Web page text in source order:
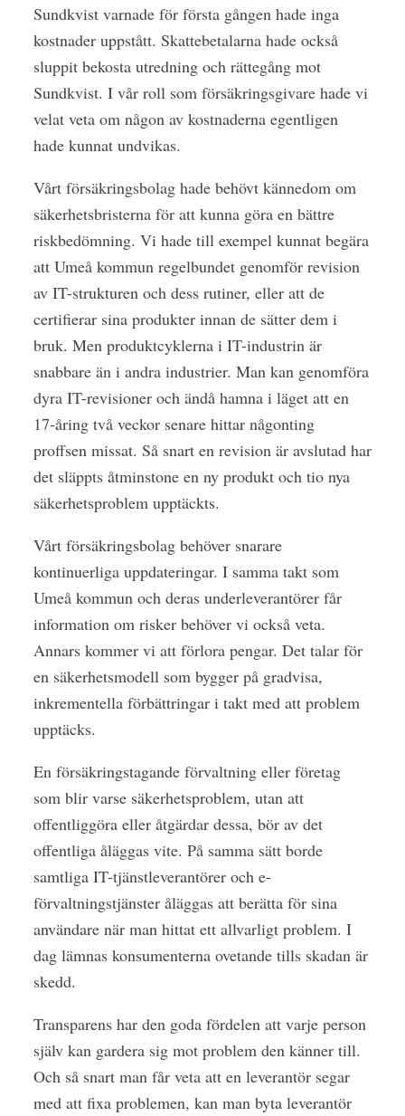
Sundkvist varnade för första gången hade inga
kostnader uppstått. Skattebetalarna hade också
sluppit bekosta utredning och rättegång mot
Sundkvist. I vår roll som försäkringsgivare hade vi
velat veta om någon av kostnaderna egentligen
hade kunnat undvikas.
Vårt försäkringsbolag hade behövt kännedom om
säkerhetsbristerna för att kunna göra en bättre
riskbedömning. Vi hade till exempel kunnat begära
att Umeå kommun regelbundet genomför revision
av IT-strukturen och dess rutiner, eller att de
certifierar sina produkter innan de sätter dem i
bruk. Men produktcyklerna i IT-industrin är
snabbare än i andra industrier. Man kan genomföra
dyra IT-revisioner och ändå hamna i läget att en
17-åring två veckor senare hittar någonting
proffsen missat. Så snart en revision är avslutad har
det släppts åtminstone en ny produkt och tio nya
säkerhetsproblem upptäckts.
Vårt försäkringsbolag behöver snarare
kontinuerliga uppdateringar. I samma takt som
Umeå kommun och deras underleverantörer får
information om risker behöver vi också veta.
Annars kommer vi att förlora pengar. Det talar för
en säkerhetsmodell som bygger på gradvisa,
inkrementella förbättringar i takt med att problem
upptäcks.
En försäkringstagande förvaltning eller företag
som blir varse säkerhetsproblem, utan att
offentliggöra eller åtgärdar dessa, bör av det
offentliga åläggas vite. På samma sätt borde
samtliga IT-tjänstleverantörer och e-
förvaltningstjänster åläggas att berätta för sina
användare när man hittat ett allvarligt problem. I
dag lämnas konsumenterna ovetande tills skadan är
skedd.
Transparens har den goda fördelen att varje person
själv kan gardera sig mot problem den känner till.
Och så snart man får veta att en leverantör segar
med att fixa problemen, kan man byta leverantör